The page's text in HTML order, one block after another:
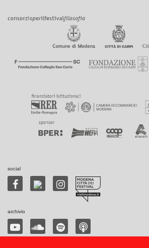
social
archivio